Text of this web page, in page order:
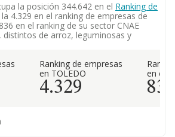
la posición 344.642 en el Ranking de
la 4.329 en el ranking de empresas de
en el ranking de su sector CNAE
distintos de arroz, leguminosas y
Ranking de empresas
en TOLEDO
4.329
en el
836